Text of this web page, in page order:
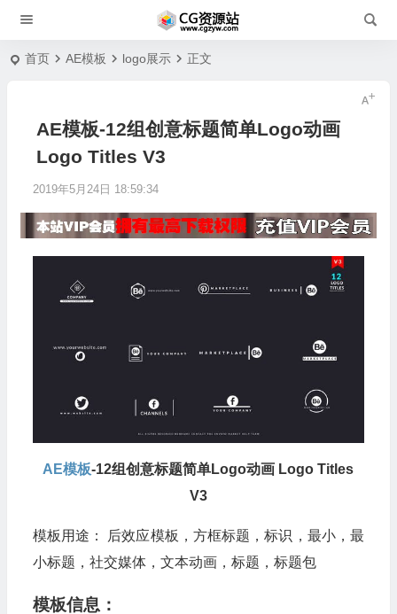
首页 AE模板 logo展示 正文
AE模板-12组创意标题简单Logo动画
Logo Titles V3
2019年5月24日 18:59:34
AE模板-12组创意标题简单Logo动画 Logo Titles
V3
模板用途： 后效应模板，方框标题，标识，最小，最
小标题，社交媒体，文本动画，标题，标题包
模板信息：